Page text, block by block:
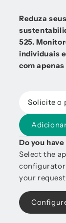
Reduza
525.
individuais
com
Solicite o
Do you
Select the
configurator
your